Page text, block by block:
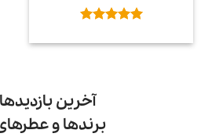
5
آخرین
برندها و